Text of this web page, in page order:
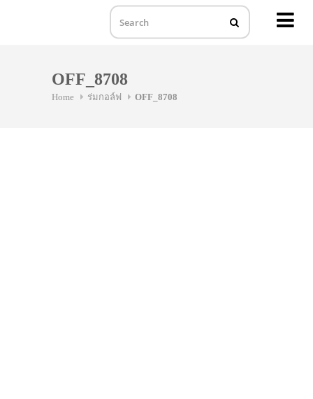
OFF_8708
Home ร่มกอล์ฟ OFF_8708